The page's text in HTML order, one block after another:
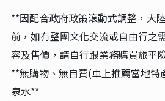
**因配合政府政策滾動式調整，大
前，如有整團文化交流或自由行之
容及售價，請自行跟業務購買旅平
**無購物、無自費(車上推薦當地特
泉水**